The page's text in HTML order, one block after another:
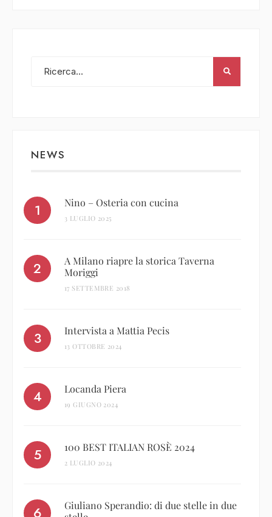
NEWS
Nino – Osteria con cucina
3 LUGLIO 2025
A Milano riapre la storica Taverna
Moriggi
17 SETTEMBRE 2018
Intervista a Mattia Pecis
13 OTTOBRE 2024
Locanda Piera
19 GIUGNO 2024
100 BEST ITALIAN ROSÈ 2024
2 LUGLIO 2024
Giuliano Sperandio: di due stelle in due